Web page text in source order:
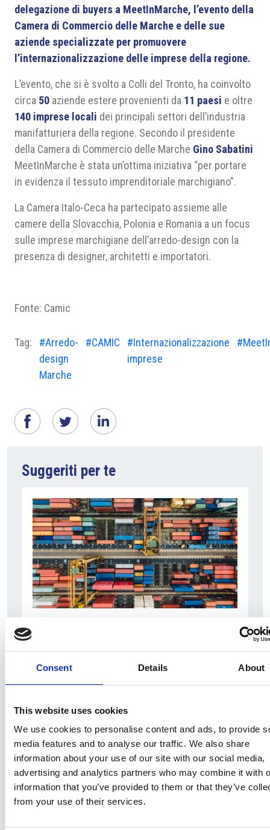
Consent Details About
This website uses cookies
We use cookies to personalise content and ads, to provide
media features and to analyse our traffic. We also share
information about your use of our site with our social media,
advertising and analytics partners who may combine it with
information that you’ve provided to them or that they’ve
from your use of their services.
delegazione di buyers a MeetInMarche, l’evento della
Camera di Commercio delle Marche e delle sue
aziende specializzate per promuovere
l’internazionalizzazione delle imprese della regione.
L’evento, che si è svolto a Colli del Tronto, ha coinvolto
circa 50 aziende estere provenienti da 11 paesi e oltre
140 imprese locali dei principali settori dell’industria
manifatturiera della regione. Secondo il presidente
della Camera di Commercio delle Marche Gino Sabatini
MeetInMarche è stata un’ottima iniziativa “per portare
in evidenza il tessuto imprenditoriale marchigiano”.
La Camera Italo-Ceca ha partecipato assieme alle
camere della Slovacchia, Polonia e Romania a un focus
sulle imprese marchigiane dell’arredo-design con la
presenza di designer, architetti e importatori.
Fonte: Camic
Tag:
#Arredo-
design
Marche
#CAMIC
#Internazionalizzazione
imprese
Suggeriti per te
Interviste
Repubblica Ceca